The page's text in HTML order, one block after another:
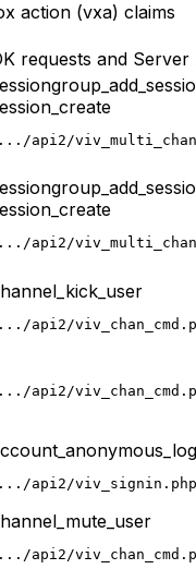
action (vxa) claims
requests and Server
api2/
api2/
api2/
api2/
api2/viv_signin.php